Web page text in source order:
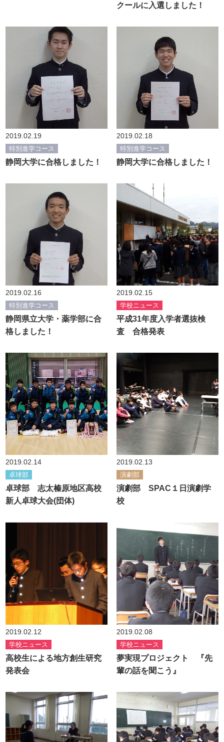
クールに入選しました！
2019.02.19
特別進学コース
静岡大学に合格しました！
2019.02.18
特別進学コース
静岡大学に合格しました！
2019.02.16
特別進学コース
静岡県立大学・薬学部に合
格しました！
2019.02.15
学校ニュース
平成31年度入学者選抜検
査 合格発表
2019.02.14
卓球部
卓球部 志太榛原地区高校
新人卓球大会(団体)
2019.02.13
演劇部
演劇部 SPAC１日演劇学
校
2019.02.12
学校ニュース
高校生による地方創生研究
発表会
2019.02.08
学校ニュース
夢実現プロジェクト 『先
輩の話を聞こう』